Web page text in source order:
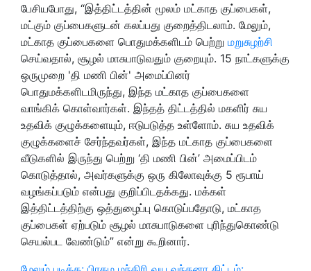
பேசியபோது, “இத்திட்டத்தின் மூலம் மட்காத குப்பைகள்,
மட்கும் குப்பைகளுடன் கலப்பது குறைத்திடலாம். மேலும்,
மட்காத குப்பைகளை பொதுமக்களிடம் பெற்று மறுசுழற்சி
செய்வதால், சூழல் மாசுபாடுவதும் குறையும். 15 நாட்களுக்கு
ஒருமுறை 'தி மணி பின்' அமைப்பினர்
பொதுமக்களிடமிருந்து, இந்த மட்காத குப்பைகளை
வாங்கிக் கொள்வார்கள். இந்தத் திட்டத்தில் மகளிர் சுய
உதவிக் குழுக்களையும், ஈடுபடுத்த உள்ளோம். சுய உதவிக்
குழுக்களைச் சேர்ந்தவர்கள், இந்த மட்காத குப்பைகளை
வீடுகளில் இருந்து பெற்று ‘தி மணி பின்’ அமைப்பிடம்
கொடுத்தால், அவர்களுக்கு ஒரு கிலோவுக்கு 5 ரூபாய்
வழங்கப்படும் என்பது குறிப்பிடதக்கது. மக்கள்
இத்திட்டத்திற்கு ஒத்துழைப்பு கொடுப்பதோடு, மட்காத
குப்பைகள் ஏற்படும் சூழல் மாசுபாடுகளை புரிந்துகொண்டு
செயல்பட வேண்டும்” என்று கூறினார்.